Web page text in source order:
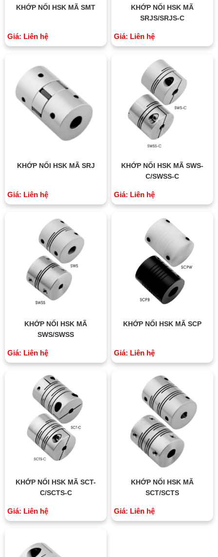
KHỚP NỐI HSK MÃ SMT
Giá: Liên hệ
KHỚP NỐI HSK MÃ
SRJS/SRJS-C
Giá: Liên hệ
KHỚP NỐI HSK MÃ SRJ
Giá: Liên hệ
KHỚP NỐI HSK MÃ SWS-
C/SWSS-C
Giá: Liên hệ
KHỚP NỐI HSK MÃ
SWS/SWSS
Giá: Liên hệ
KHỚP NỐI HSK MÃ SCP
Giá: Liên hệ
KHỚP NỐI HSK MÃ SCT-
C/SCTS-C
Giá: Liên hệ
KHỚP NỐI HSK MÃ
SCT/SCTS
Giá: Liên hệ